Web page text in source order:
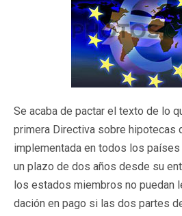
Se acaba de pactar el texto de lo
primera Directiva sobre hipotecas
implementada en todos los países
un plazo de dos años desde su
los estados miembros no puedan
dación en pago si las dos partes